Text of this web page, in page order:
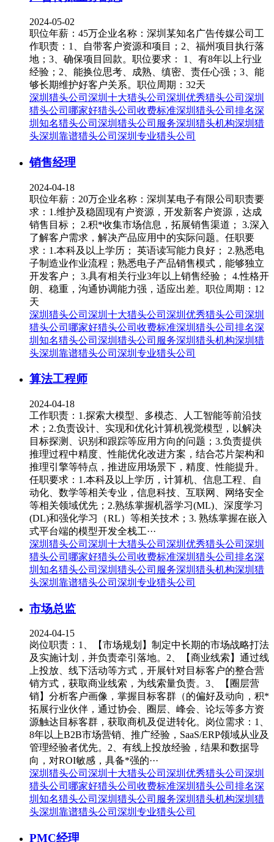
2024-05-02
职位年薪：45万企业名称：深圳某知名广告传媒公司工
作职责：1、自带客户资源和项目；2、福州项目执行落
地；3、确保项目回款。职位要求： 1、有8年以上行业
经验；2、能换位思考、成熟、缜密、责任心强；3、能
够长期维护好客户关系。职位周期：32天
深圳猎头公司 深圳十大猎头公司 深圳优秀猎头公司 深圳
猎头公司哪家好猎头公司收费标准深圳猎头公司排名深
圳知名猎头公司 深圳猎头公司服务深圳猎头机构深圳猎
头深圳靠谱猎头公司 深圳专业猎头公司
销售经理
2024-04-18
职位年薪：20万企业名称：深圳某电子有限公司职责要
求：1.维护及稳固现有户资源，开发新客户资源，达成
销售目标； 2.积*收集市场信息，拓展销售渠道； 3.深入
了解客户需求，解决产品应用中的实际问题。任职要
求：1.本科及以上学历； 英语读写能力良好； 2.熟悉电
子制造业作业流程；熟悉电子产品销售模式，能够独立
开发客户； 3.具有相关行业3年以上销售经验； 4.性格开
朗、稳重，沟通协调能力强，适应出差。职位周期：12
天
深圳猎头公司 深圳十大猎头公司 深圳优秀猎头公司 深圳
猎头公司哪家好猎头公司收费标准深圳猎头公司排名深
圳知名猎头公司 深圳猎头公司服务深圳猎头机构深圳猎
头深圳靠谱猎头公司 深圳专业猎头公司
算法工程师
2024-04-18
工作职责：1.探索大模型、多模态、人工智能等前沿技
术；2.负责设计、实现和优化计算机视觉模型，以解决
目标探测、识别和跟踪等应用方向的问题；3.负责提供
推理过程中精度、性能优化改进方案，结合芯片架构和
推理引擎等特点，推进应用场景下，精度、性能提升。
任职要求：1.本科及以上学历，计算机、信息工程、自
动化、数学等相关专业，信息科技、互联网、网络安全
等相关领域优先；2.熟练掌握机器学习(ML)、深度学习
(DL)和强化学习（RL）等相关技术；3. 熟练掌握在嵌入
式平台端的模型开发全栈工···
深圳猎头公司 深圳十大猎头公司 深圳优秀猎头公司 深圳
猎头公司哪家好猎头公司收费标准深圳猎头公司排名深
圳知名猎头公司 深圳猎头公司服务深圳猎头机构深圳猎
头深圳靠谱猎头公司 深圳专业猎头公司
市场总监
2024-04-15
岗位职责：1、【市场规划】制定中长期的市场战略打法
及实施计划，并负责牵引落地。2、【商业线索】通过线
上投放、线下活动等方式，开展针对目标客户的整合营
销方式，获取商业线索，为线索量负责。3、【圈层营
销】分析客户画像，掌握目标客群（的偏好及动向，积*
拓展行业伙伴，通过协会、圈层、峰会、论坛等多方资
源触达目标客群，获取商机及促进转化。岗位需求：1、
8年以上B2B市场营销、推广经验，SaaS/ERP领域从业及
管理经验者优先。2、有线上投放经验，结果和数据导
向，对ROI敏感，具备*强的···
深圳猎头公司 深圳十大猎头公司 深圳优秀猎头公司 深圳
猎头公司哪家好猎头公司收费标准深圳猎头公司排名深
圳知名猎头公司 深圳猎头公司服务深圳猎头机构深圳猎
头深圳靠谱猎头公司 深圳专业猎头公司
PMC经理